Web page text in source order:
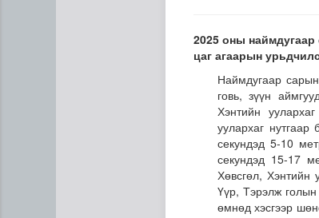
2025 оны
цаг агаарын
Наймдугаар
говь, зүүн
Хэнтийн
уулархаг
секундэд 5-10
секундэд 15-17
Хөвсгөл, Хэнтийн
Үүр, Тэрэлж
өмнөд хэсгээр